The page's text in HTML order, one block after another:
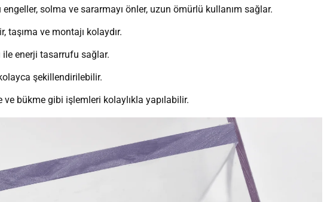
engeller, solma ve sararmayı önler, uzun ömürlü kullanım sağlar.
ve montajı kolaydır.
ile enerji tasarrufu sağlar.
şekillendirilebilir.
ve bükme gibi işlemleri kolaylıkla yapılabilir.